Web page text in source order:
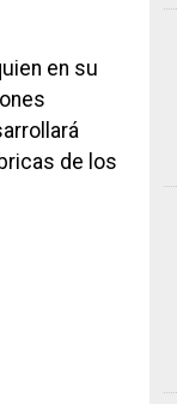
en su
de los